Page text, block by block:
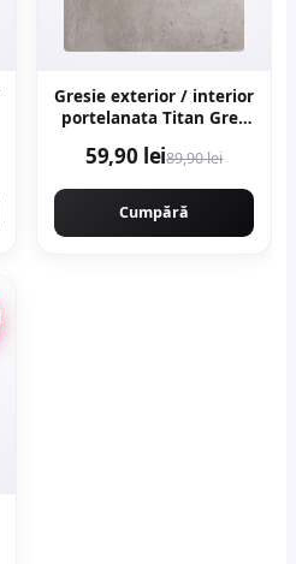
Gresie exterior / interior
portelanata Titan Grey
rectificata aspect
59,90 lei89,90 lei
Cumpără